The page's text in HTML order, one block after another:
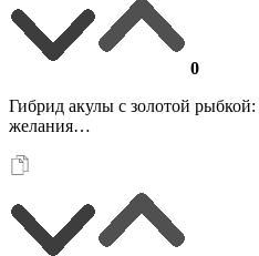
0
Гибрид акулы с золотой
желания…